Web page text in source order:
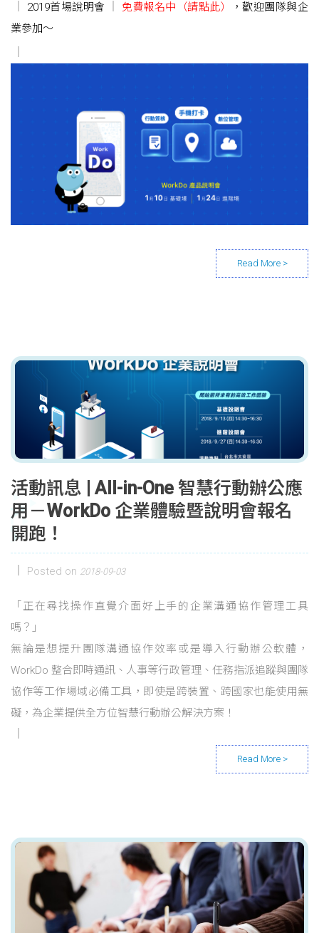
2019首場說明會
免費報名中（請點此）
，歡迎團隊與企
業參加～
活動訊息 | All-in-One 智慧行動辦公應
用－WorkDo 企業體驗暨說明會報名
開跑！
Posted on 2018-09-03
「正在尋找操作直覺介面好上手的企業溝通協作管理工具
嗎？」
無論是想提升團隊溝通協作效率或是導入行動辦公軟體，
WorkDo 整合即時通訊、人事等行政管理、任務指派追蹤與團隊
協作等工作場域必備工具，即使是跨裝置、跨國家也能使用無
礙，為企業提供全方位智慧行動辦公解決方案！